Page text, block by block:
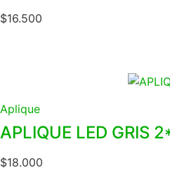
$16.500
Aplique
APLIQUE LED GRIS
$18.000